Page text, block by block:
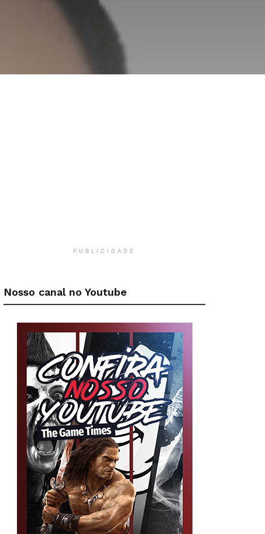
PUBLICIDADE
Nosso canal no Youtube